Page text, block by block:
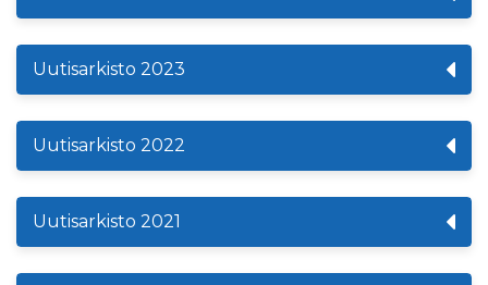
Uutisarkisto 2023
Uutisarkisto 2022
Uutisarkisto 2021